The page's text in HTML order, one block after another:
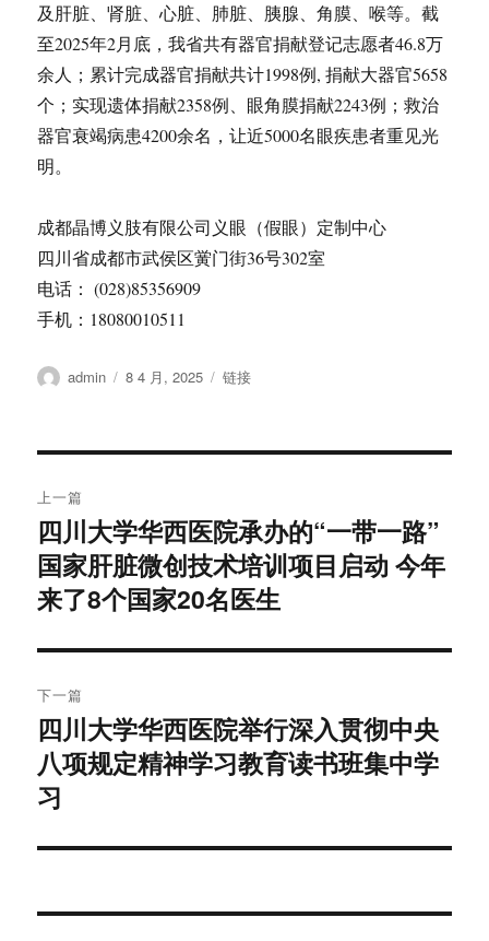
及肝脏、肾脏、心脏、肺脏、胰腺、角膜、喉等。截
至2025年2月底，我省共有器官捐献登记志愿者46.8万
余人；累计完成器官捐献共计1998例, 捐献大器官5658
个；实现遗体捐献2358例、眼角膜捐献2243例；救治
器官衰竭病患4200余名，让近5000名眼疾患者重见光
明。
成都晶博义肢有限公司义眼（假眼）定制中心
四川省成都市武侯区黉门街36号302室
电话： (028)85356909
手机：18080010511
作
admin
发
8 4 月, 2025
格
链接
章
导
航
上一篇
上
篇
文
四川大学华西医院承办的“一带一路”
国家肝脏微创技术培训项目启动 今年
来了8个国家20名医生
下一篇
下
篇
文
四川大学华西医院举行深入贯彻中央
八项规定精神学习教育读书班集中学
习